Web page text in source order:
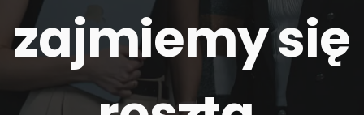
zajmiemy się